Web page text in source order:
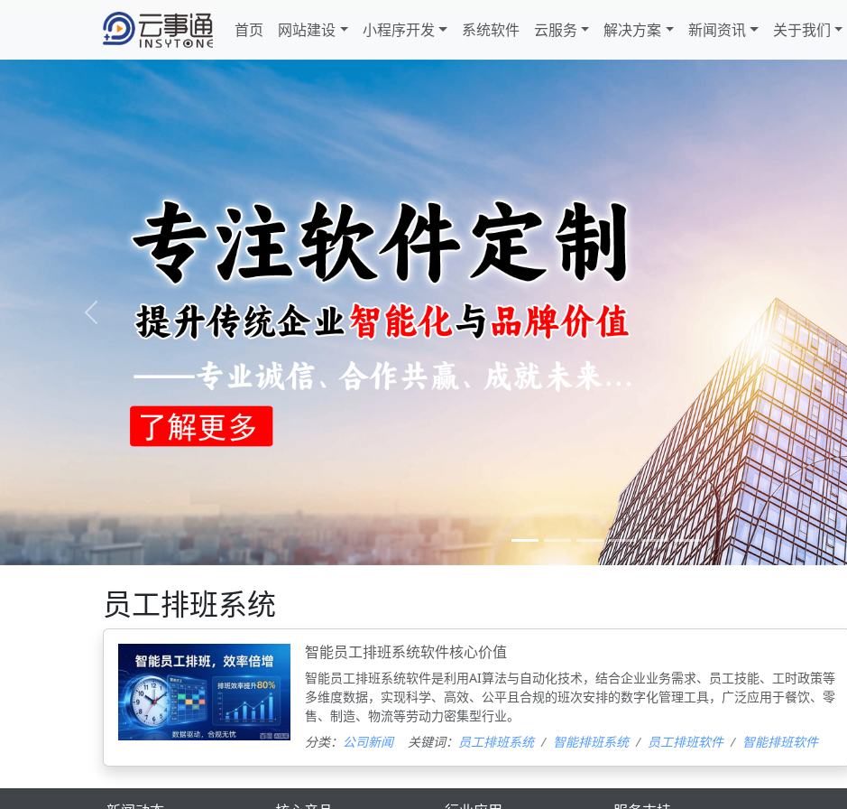
首页 网站建设 小程序开发 系统软件 云服务 解决方案 新闻资讯 关于我们
Previous
员工排班系统
智能员工排班系统软件核心价值
‌智能员工排班系统软件‌是利用AI算法与自动化技术，结合企业业务需求、员工技能、工时政策等
多维度数据，实现科学、高效、公平且合规的班次安排的数字化管理工具，广泛应用于餐饮、零
售、制造、物流等劳动力密集型行业。
分类： 公司新闻 关键词： 员工排班系统 智能排班系统 员工排班软件 智能排班软件